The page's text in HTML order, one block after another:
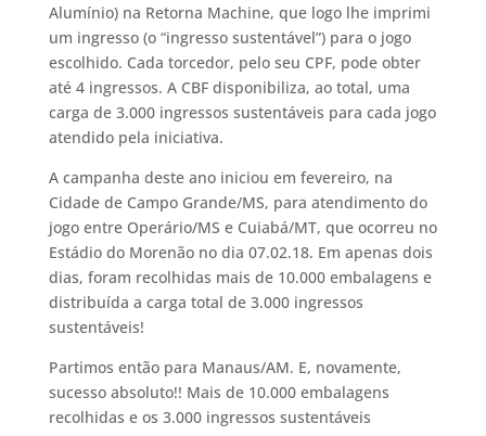
Alumínio) na Retorna Machine, que logo lhe imprimi
um ingresso (o “ingresso sustentável”) para o jogo
escolhido. Cada torcedor, pelo seu CPF, pode obter
até 4 ingressos. A CBF disponibiliza, ao total, uma
carga de 3.000 ingressos sustentáveis para cada jogo
atendido pela iniciativa.
A campanha deste ano iniciou em fevereiro, na
Cidade de Campo Grande/MS, para atendimento do
jogo entre Operário/MS e Cuiabá/MT, que ocorreu no
Estádio do Morenão no dia 07.02.18. Em apenas dois
dias, foram recolhidas mais de 10.000 embalagens e
distribuída a carga total de 3.000 ingressos
sustentáveis!
Partimos então para Manaus/AM. E, novamente,
sucesso absoluto!! Mais de 10.000 embalagens
recolhidas e os 3.000 ingressos sustentáveis